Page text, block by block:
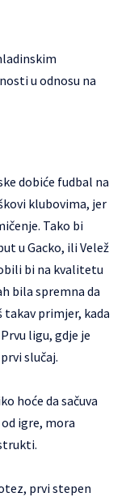
u odnosu na
dobiće fudbal na
klubovima, jer
Tako bi
u Gacko, ili Velež
bi na kvalitetu
bila spremna da
takav primjer, kada
ligu, gdje je
slučaj.
hoće da sačuva
igre, mora
prvi stepen